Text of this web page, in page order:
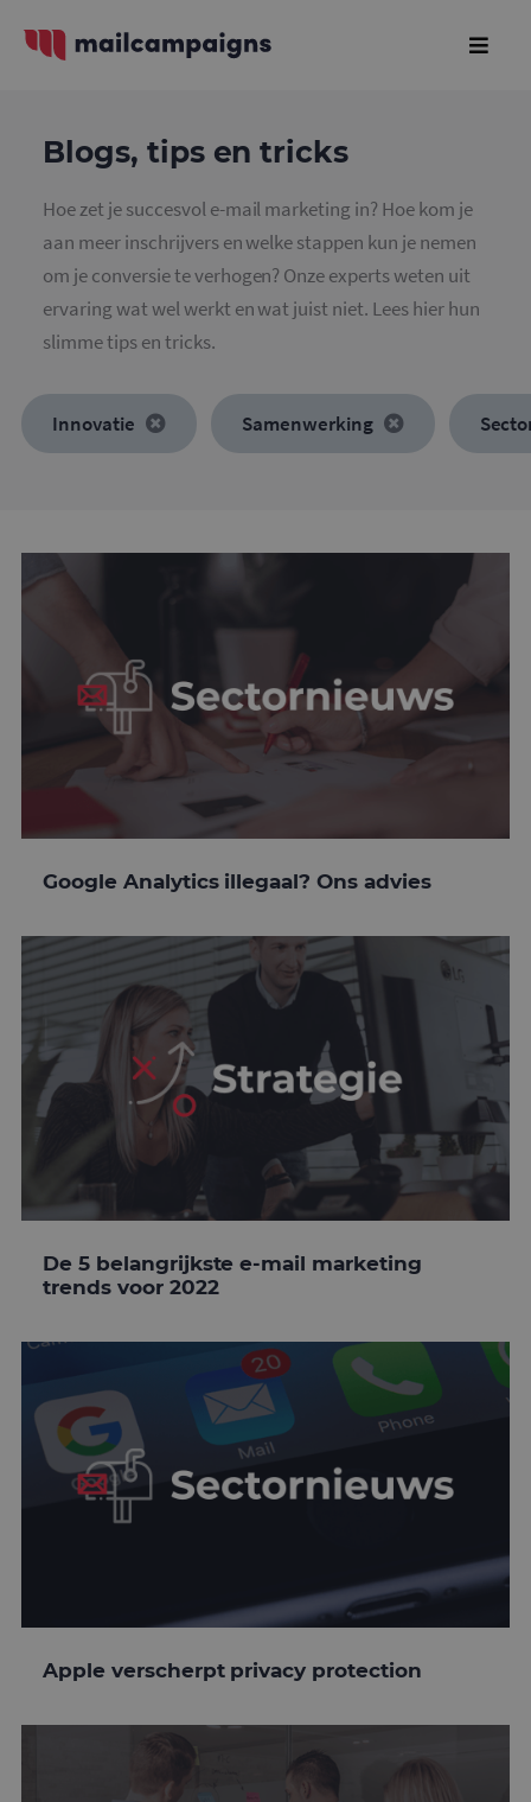
Blogs, tips en tricks
Hoe zet je succesvol e-mail marketing in? Hoe kom je
aan meer inschrijvers en welke stappen kun je nemen
om je conversie te verhogen? Onze experts weten uit
ervaring wat wel werkt en wat juist niet. Lees hier hun
slimme tips en tricks.
Innovatie Samenwerking
Google Analytics illegaal? Ons advies
De 5 belangrijkste e-mail marketing
trends voor 2022
Apple verscherpt privacy protection